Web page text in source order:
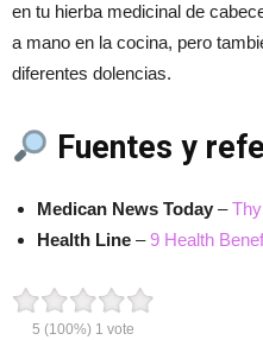
en tu hierba medicinal de
a mano en la cocina, pero
diferentes dolencias.
Fuentes y
Medican News Today –
Health Line –9 Health
5 (100%) 1 vote